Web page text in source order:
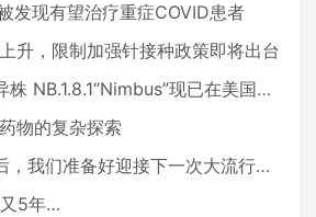
发现有望治疗重症COVID患者
升，限制加强针接种政策即将出台
现已在美国占据主导地位
物的复杂探索
我们准备好迎接下一次大流行了吗？
5年…